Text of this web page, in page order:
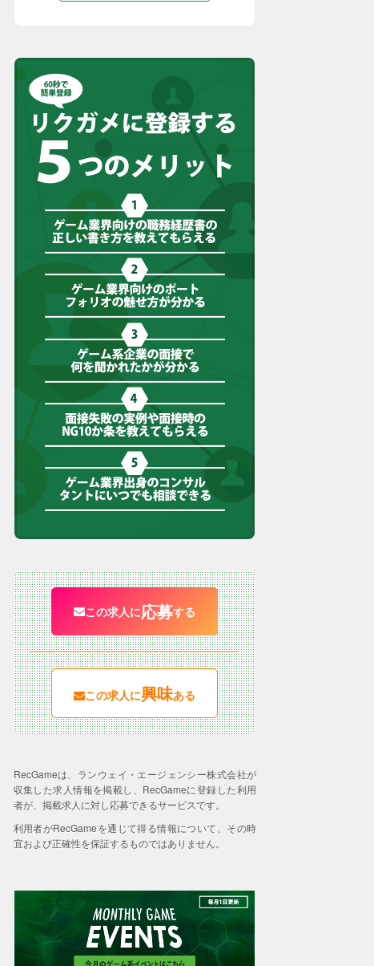
この求人に応募する
この求人に興味ある
RecGameは、ランウェイ・エージェンシー株式会社が
収集した求人情報を掲載し、RecGameに登録した利用
者が、掲載求人に対し応募できるサービスです。
利用者がRecGameを通じて得る情報について、その時
宜および正確性を保証するものではありません。